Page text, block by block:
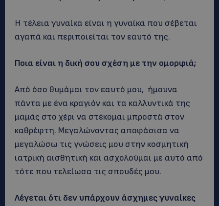
Η τέλεια γυναίκα είναι η γυναίκα που σέβεται
αγαπά και περιποιείται τον εαυτό της.
Ποια είναι η δική σου σχέση με την ομορφιά;
Από όσο θυμάμαι τον εαυτό μου, ήμουνα
πάντα με ένα κραγιόν και τα καλλυντικά της
μαμάς στο χέρι να στέκομαι μπροστά στον
καθρέφτη. Μεγαλώνοντας αποφάσισα να
μεγαλώσω τις γνώσεις μου στην κοσμητική
ιατρική αισθητική και ασχολούμαι με αυτό από
τότε που τελείωσα τις σπουδές μου.
Λέγεται ότι δεν υπάρχουν άσχημες γυναίκες